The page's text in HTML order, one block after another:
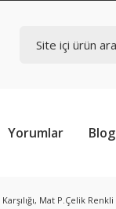
Yorumlar Blog
Mat P.Çelik Renkli